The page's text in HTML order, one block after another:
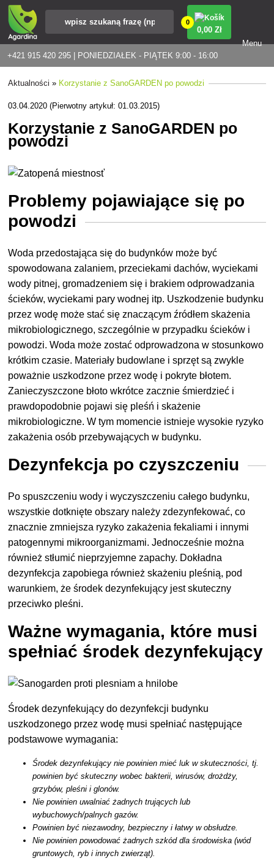
+421 915 420 295 | PONIEDZIAŁEK - PIĄTEK 9:00 - 16:00
0
0,00 Zł
Menu
Aktualności » Korzystanie z SanoGARDEN po powodzi
03.04.2020 (Pierwotny artykuł: 01.03.2015)
Korzystanie z SanoGARDEN po
powodzi
Problemy pojawiające się po
powodzi
Woda przedostająca się do budynków może być
spowodowana zalaniem, przeciekami dachów, wyciekami
wody pitnej, gromadzeniem się i brakiem odprowadzania
ścieków, wyciekami pary wodnej itp. Uszkodzenie budynku
przez wodę może stać się znaczącym źródłem skażenia
mikrobiologicznego, szczególnie w przypadku ścieków i
powodzi. Woda może zostać odprowadzona w stosunkowo
krótkim czasie. Materiały budowlane i sprzęt są zwykle
poważnie uszkodzone przez wodę i pokryte błotem.
Zanieczyszczone błoto wkrótce zacznie śmierdzieć i
prawdopodobnie pojawi się pleśń i skażenie
mikrobiologiczne. W tym momencie istnieje wysokie ryzyko
zakażenia osób przebywających w budynku.
Dezynfekcja po czyszczeniu
Po spuszczeniu wody i wyczyszczeniu całego budynku,
wszystkie dotknięte obszary należy zdezynfekować, co
znacznie zmniejsza ryzyko zakażenia fekaliami i innymi
patogennymi mikroorganizmami. Jednocześnie można
również stłumić nieprzyjemne zapachy. Dokładna
dezynfekcja zapobiega również skażeniu pleśnią, pod
warunkiem, że środek dezynfekujący jest skuteczny
przeciwko pleśni.
Ważne wymagania, które musi
spełniać środek dezynfekujący
Środek dezynfekujący do dezynfekcji budynku
uszkodzonego przez wodę musi spełniać następujące
podstawowe wymagania:
Środek dezynfekujący nie powinien mieć luk w skuteczności, tj.
powinien być skuteczny wobec bakterii, wirusów, drożdży,
grzybów, pleśni i glonów.
Nie powinien uwalniać żadnych trujących lub
wybuchowych/palnych gazów.
Powinien być niezawodny, bezpieczny i łatwy w obsłudze.
Nie powinien powodować żadnych szkód dla środowiska (wód
gruntowych, ryb i innych zwierząt).